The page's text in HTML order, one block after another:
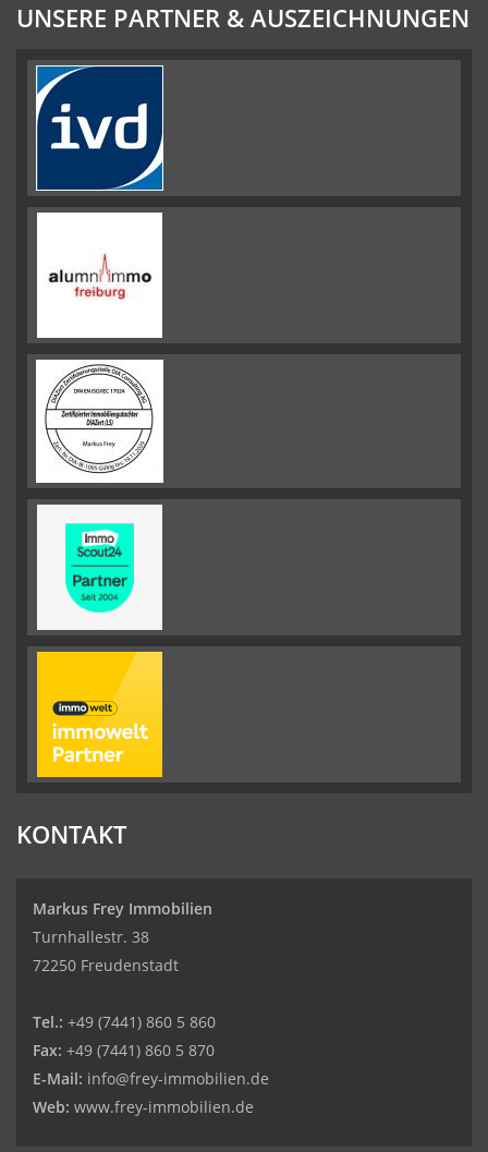
UNSERE PARTNER & AUSZEICHNUNGEN
KONTAKT
Markus Frey Immobilien
Turnhallestr. 38
72250 Freudenstadt
Tel.: +49 (7441) 860 5 860
Fax: +49 (7441) 860 5 870
E-Mail: info@frey-immobilien.de
Web: www.frey-immobilien.de